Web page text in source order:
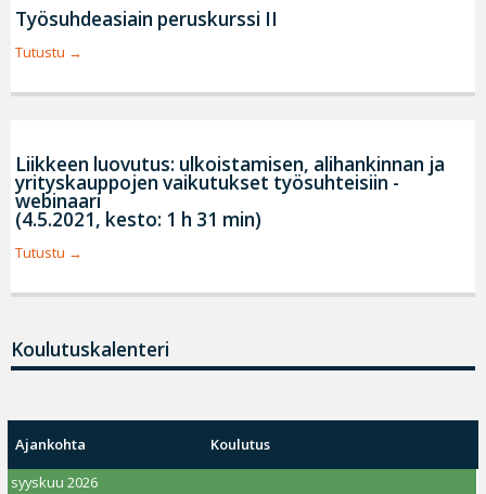
Työsuhdeasiain peruskurssi II
Tutustu
Liikkeen luovutus: ulkoistamisen, alihankinnan ja
yrityskauppojen vaikutukset työsuhteisiin -
webinaari
(4.5.2021, kesto: 1 h 31 min)
Tutustu
Koulutuskalenteri
Ajankohta
Koulutus
syyskuu 2026